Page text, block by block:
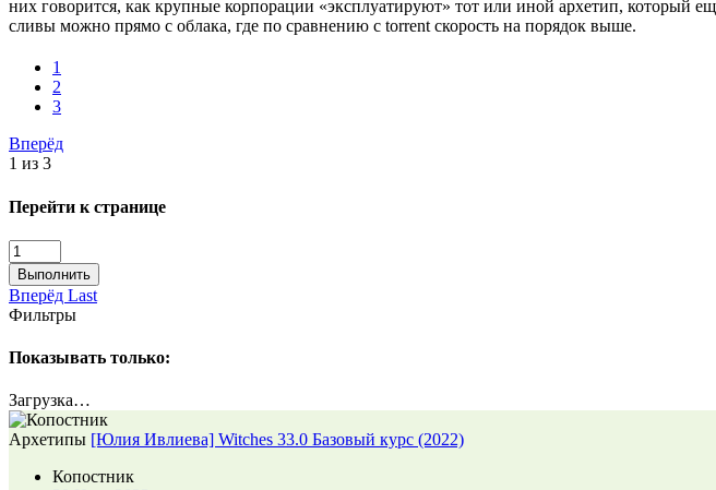
них говорится, как крупные корпорации «эксплуатируют» тот или иной архетип, который
сливы можно прямо с облака, где по сравнению с torrent скорость на порядок выше.
1
2
3
Вперёд
1 из 3
Перейти к странице
Выполнить
Вперёд Last
Фильтры
Показывать только:
Загрузка…
Архетипы [Юлия Ивлиева] Witches 33.0 Базовый курс (2022)
Копостник